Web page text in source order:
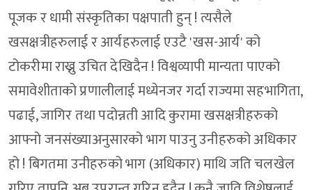
पूजक र धामी संस्कृतिका पक्षपाती हुन् ! त्यसैले
खसक्षत्रीहरुलाई र आर्यहरुलाई एउटै 'खस-आर्य' को
टोकरीमा राख्नु उचित देखिदैन ! विश्वव्यापी मान्यता पाएको
समावेशीताको प्रणालीलाई मध्येनजर गर्दा राज्यमा सहभागिता,
पढाई, जागिर तथा पदोन्नती आदि कुरामा खसक्षत्रीहरुको
आफ्नो जनसंख्याअनुसारको भाग पाउनु उनीहरुको अधिकार
हो ! बिगतमा उनीहरुको भाग (अधिकार) माथि जति चलखेल